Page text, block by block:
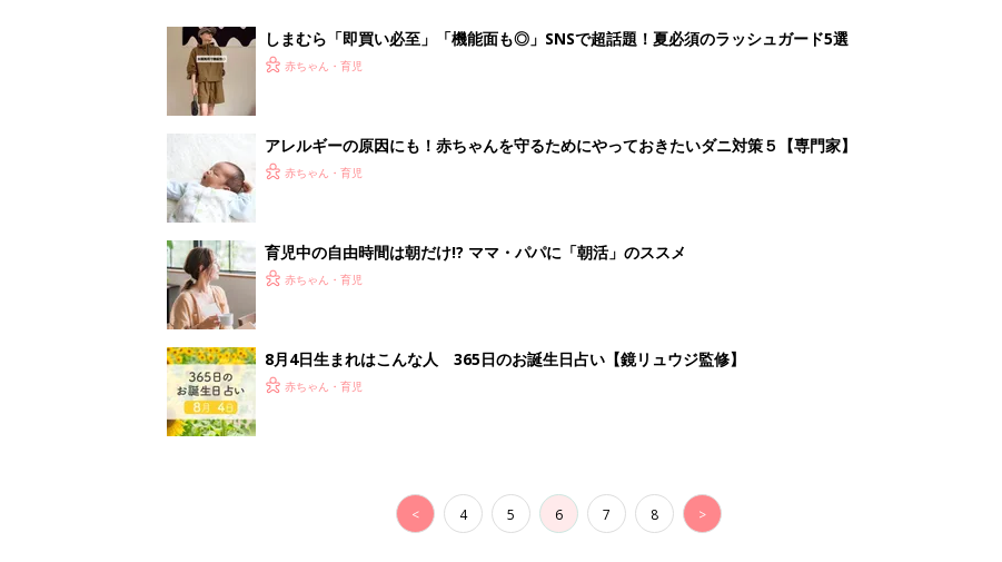
しまむら「即買い必至」「機能面も◎」SNSで超話題！夏必須のラッシュガード5選
赤ちゃん・育児
アレルギーの原因にも！赤ちゃんを守るためにやっておきたいダニ対策５【専門家】
赤ちゃん・育児
育児中の自由時間は朝だけ!? ママ・パパに「朝活」のススメ
赤ちゃん・育児
8月4日生まれはこんな人 365日のお誕生日占い【鏡リュウジ監修】
赤ちゃん・育児
< 4 5 6 7 8 >